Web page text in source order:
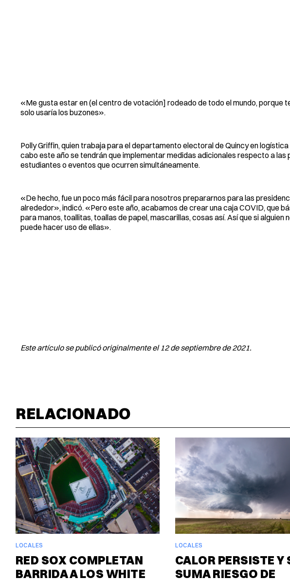
«Me gusta estar en (el centro de votación] rodeado de todo el mundo, porque
solo usaría los buzones».
Polly Griffin, quien trabaja para el departamento electoral de Quincy en
cabo este año se tendrán que implementar medidas adicionales respecto a
estudiantes o eventos que ocurren simultáneamente.
«De hecho, fue un poco más fácil para nosotros prepararnos para las
alrededor», indicó. «Pero este año, acabamos de crear una caja COVID, que
para manos, toallitas, toallas de papel, mascarillas, cosas así. Así que si
puede hacer uso de ellas».
Este artículo se publicó originalmente el 12 de septiembre de 2021.
RELACIONADO
LOCALES
RED SOX COMPLETAN
BARRIDA A LOS WHITE
LOCALES
CALOR PERSISTE Y
SUMA RIESGO DE